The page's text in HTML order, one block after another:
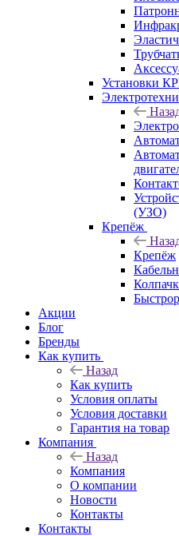
Установки
(УЗО)
Крепёж
Крепёж
Акции
Блог
Бренды
Как купить
Назад
Как купить
Условия оплаты
Условия доставки
Гарантия на товар
Компания
Назад
Компания
О компании
Новости
Контакты
Контакты